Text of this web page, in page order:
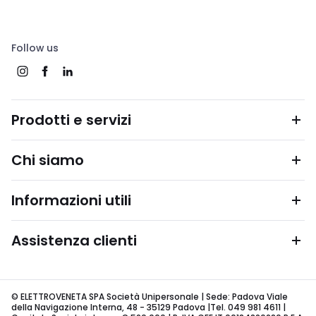
Follow us
Prodotti e servizi
Chi siamo
Informazioni utili
Assistenza clienti
© ELETTROVENETA SPA Società Unipersonale | Sede: Padova Viale
della Navigazione Interna, 48 - 35129 Padova |Tel. 049 981 4611 |